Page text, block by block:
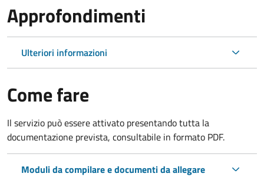
Approfondimenti
Ulteriori informazioni
Come fare
Il servizio può essere attivato presentando tutta la
documentazione prevista, consultabile in formato PDF.
Moduli da compilare e documenti da allegare